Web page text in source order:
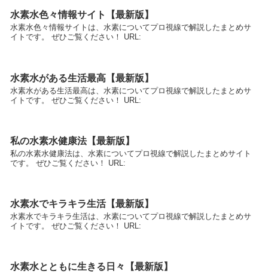
水素水色々情報サイト【最新版】
水素水色々情報サイトは、水素についてプロ視線で解説したまとめサ
イトです。 ぜひご覧ください！ URL:
水素水がある生活最高【最新版】
水素水がある生活最高は、水素についてプロ視線で解説したまとめサ
イトです。 ぜひご覧ください！ URL:
私の水素水健康法【最新版】
私の水素水健康法は、水素についてプロ視線で解説したまとめサイト
です。 ぜひご覧ください！ URL:
水素水でキラキラ生活【最新版】
水素水でキラキラ生活は、水素についてプロ視線で解説したまとめサ
イトです。 ぜひご覧ください！ URL:
水素水とともに生きる日々【最新版】